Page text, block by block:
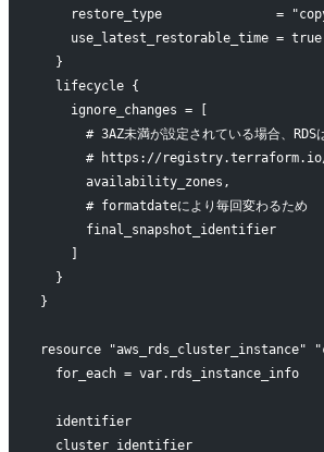
restore_type               =
    use_latest_restorable_time = true
  }
  lifecycle {
    ignore_changes = [
# 3AZ未満が設定されている場合、RDS
# https://
      availability_zones,
      # formatdateにより毎回変わるため
      final_snapshot_identifier
    ]
  }
}
resource "aws_rds_cluster_instance"
  for_each = var.rds_instance_info
identifier
cluster_identifier